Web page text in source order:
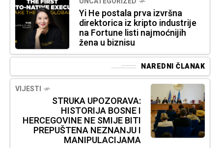
Yi He postala prva izvršna
direktorica iz kripto industrije
na Fortune listi najmoćnijih
žena u biznisu
NAREDNI ČLANAK
VIJESTI
STRUKA UPOZORAVA:
HISTORIJA BOSNE I
HERCEGOVINE NE SMIJE BITI
PREPUŠTENA NEZNANJU I
MANIPULACIJAMA